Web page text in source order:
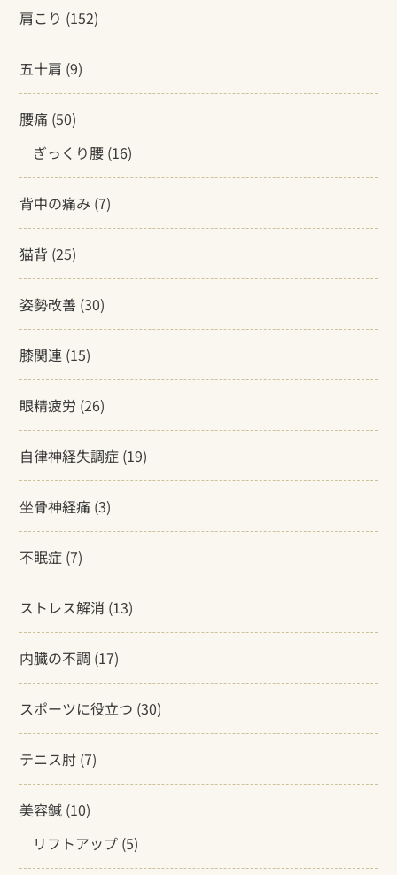
肩こり (152)
五十肩 (9)
腰痛 (50)
ぎっくり腰 (16)
背中の痛み (7)
猫背 (25)
姿勢改善 (30)
膝関連 (15)
眼精疲労 (26)
自律神経失調症 (19)
坐骨神経痛 (3)
不眠症 (7)
ストレス解消 (13)
内臓の不調 (17)
スポーツに役立つ (30)
テニス肘 (7)
美容鍼 (10)
リフトアップ (5)